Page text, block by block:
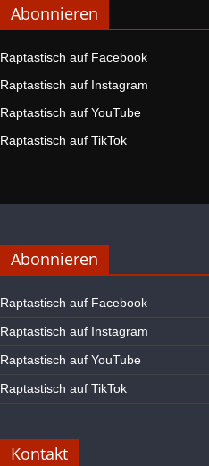
Abonnieren
Raptastisch auf Facebook
Raptastisch auf Instagram
Raptastisch auf YouTube
Raptastisch auf TikTok
Abonnieren
Raptastisch auf Facebook
Raptastisch auf Instagram
Raptastisch auf YouTube
Raptastisch auf TikTok
Kontakt